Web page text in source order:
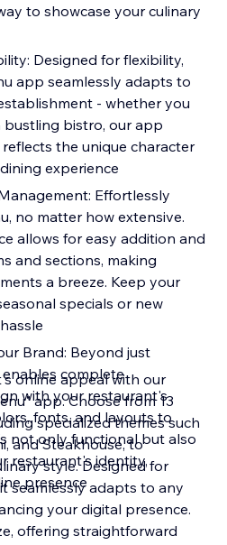
to showcase your culinary
Designed for flexibility,
app seamlessly adapts to
- whether you
bustling bistro, our app
the unique character
experience
Effortlessly
no matter how extensive.
allows for easy addition and
and sections, making
a breeze. Keep your
specials or new
Brand: Beyond just
complete
with your restaurant's
fonts, and layouts to
not only functional but also
restaurant's identity,
presence
online appeal with our
app. Choose from 13
specialized themes such
and Steakhouse, to
style. Designed for
seamlessly adapts to any
your digital presence.
offering straightforward